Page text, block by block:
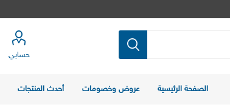
حسابي
الصفحة الرئيسية عروض وخصومات أحدث المنتجات